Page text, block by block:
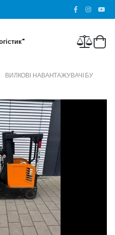
ВИЛКОВІ НАВАНТАЖУВАЧІ БУ